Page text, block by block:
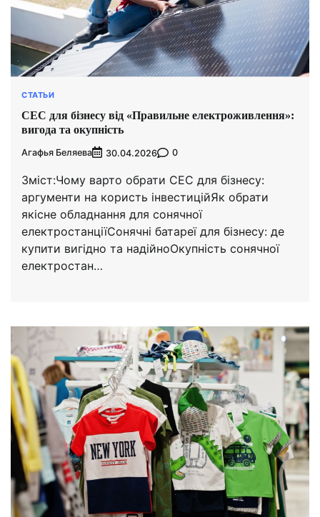
СТАТЬИ
СЕС для бізнесу від «Правильне електроживлення»:
вигода та окупність
Агафья Беляева 30.04.2026 0
Зміст:Чому варто обрати СЕС для бізнесу:
аргументи на користь інвестиційЯк обрати
якісне обладнання для сонячної
електростанціїСонячні батареї для бізнесу: де
купити вигідно та надійноОкупність сонячної
електростан…